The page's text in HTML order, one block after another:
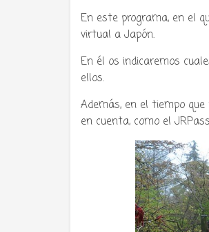
En este programa, en el
virtual a Japón.
En él os indicaremos
ellos.
Además, en el tiempo
en cuenta, como el